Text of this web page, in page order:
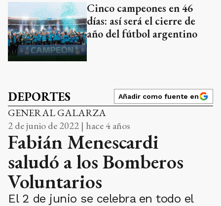
Cinco campeones en 46
días: así será el cierre de
año del fútbol argentino
DEPORTES Añadir como fuente en
GENERAL GALARZA
2 de junio de 2022 | hace 4 años
Fabián Menescardi
saludó a los Bomberos
Voluntarios
El 2 de junio se celebra en todo el